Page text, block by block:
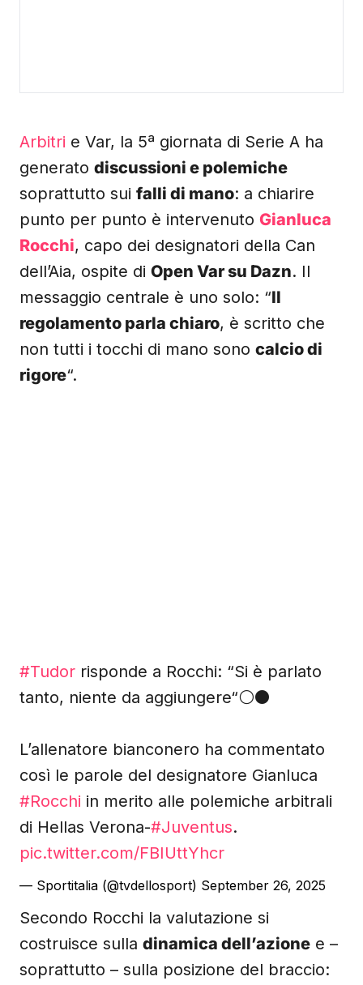
Arbitri e Var, la 5ª giornata di Serie A ha
generato discussioni e polemiche
soprattutto sui falli di mano: a chiarire
punto per punto è intervenuto Gianluca
Rocchi, capo dei designatori della Can
dell’Aia, ospite di Open Var su Dazn. Il
messaggio centrale è uno solo: “Il
regolamento parla chiaro, è scritto che
non tutti i tocchi di mano sono calcio di
rigore“.
#Tudor risponde a Rocchi: “Si è parlato
tanto, niente da aggiungere“⚪️⚫️
L’allenatore bianconero ha commentato
così le parole del designatore Gianluca
#Rocchi in merito alle polemiche arbitrali
di Hellas Verona-#Juventus.
pic.twitter.com/FBIUttYhcr
— Sportitalia (@tvdellosport) September 26, 2025
Secondo Rocchi la valutazione si
costruisce sulla dinamica dell’azione e –
soprattutto – sulla posizione del braccio: